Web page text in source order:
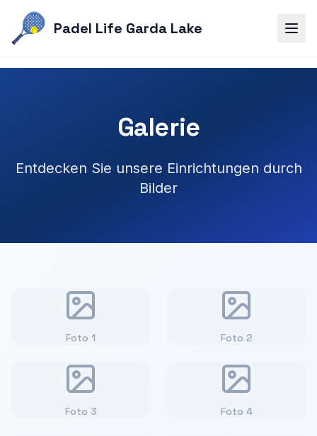
Padel Life Garda Lake
Galerie
Entdecken Sie unsere Einrichtungen durch
Bilder
Foto 1 Foto 2
Foto 3 Foto 4